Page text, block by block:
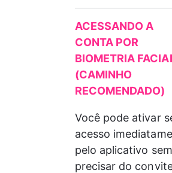
ACESSANDO A
CONTA POR
BIOMETRIA
(CAMINHO
RECOMENDADO)
Você pode ativar
acesso
pelo aplicativo sem
precisar do